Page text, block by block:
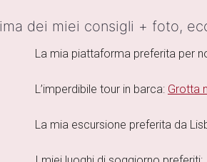
dei miei consigli + foto,
La mia piattaforma preferita per
L’imperdibile tour in barca: Grotta
La mia escursione preferita da